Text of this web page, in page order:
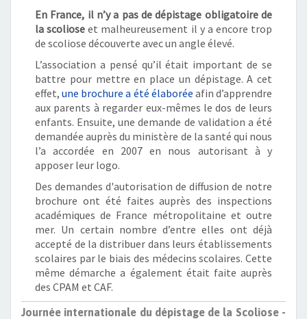
En France, il n’y a pas de dépistage obligatoire de
la scoliose et malheureusement il y a encore trop
de scoliose découverte avec un angle élevé.
L’association a pensé qu’il était important de se
battre pour mettre en place un dépistage. A cet
effet,une brochure a été élaborée afin d’apprendre
aux parents à regarder eux-mêmes le dos de leurs
enfants. Ensuite, une demande de validation a été
demandée auprès du ministère de la santé qui nous
l’a accordée en 2007 en nous autorisant à y
apposer leur logo.
Des demandes d'autorisation de diffusion de notre
brochure ont été faites auprès des inspections
académiques de France métropolitaine et outre
mer. Un certain nombre d’entre elles ont déjà
accepté de la distribuer dans leurs établissements
scolaires par le biais des médecins scolaires. Cette
même démarche a également était faite auprès
des CPAM et CAF.
Journée internationale du dépistage de la Scoliose -